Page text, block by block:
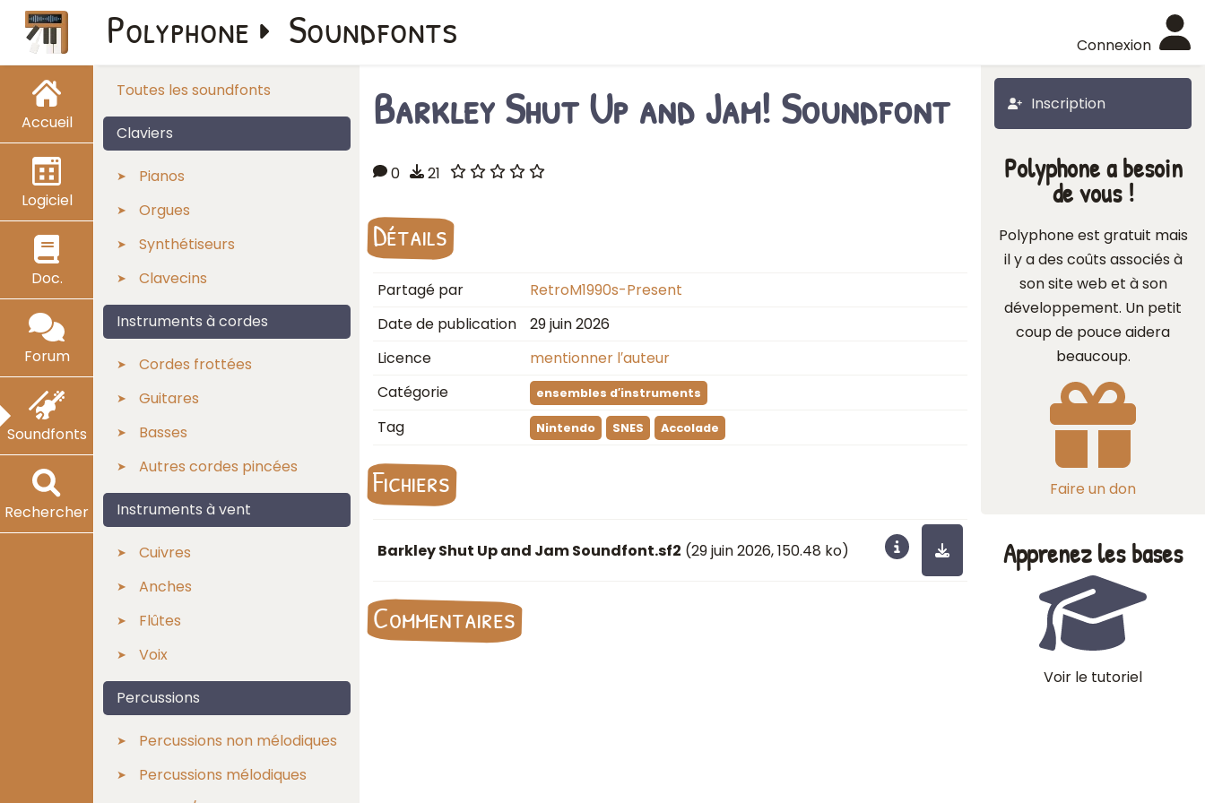
Accueil
Logiciel
Doc.
Forum
Soundfonts
Rechercher
Connexion
Polyphone Soundfonts
Toutes les soundfonts
Claviers
Pianos
Orgues
Synthétiseurs
Clavecins
Instruments à cordes
Cordes frottées
Guitares
Basses
Autres cordes pincées
Instruments à vent
Cuivres
Anches
Flûtes
Voix
Percussions
Percussions non mélodiques
Percussions mélodiques
Inscription
Barkley Shut Up and Jam! Soundfont
0 21
Détails
Partagé par
RetroM1990s-Present
Date de publication
29 juin 2026
Licence
mentionner l′auteur
Catégorie
ensembles d′instruments
Tag Nintendo SNES Accolade
Fichiers
Barkley Shut Up and Jam Soundfont.sf2 (29 juin 2026, 150.48 ko)
Commentaires
Polyphone a besoin
de vous !
Polyphone est gratuit mais
il y a des coûts associés à
son site web et à son
développement. Un petit
coup de pouce aidera
beaucoup.
Faire un don
Apprenez les bases
Voir le tutoriel